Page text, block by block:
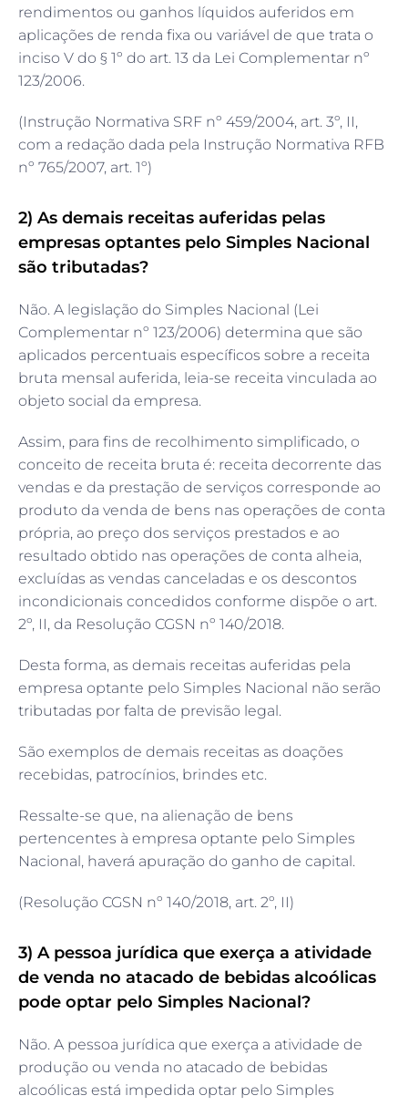
rendimentos ou ganhos líquidos auferidos em
aplicações de renda fixa ou variável de que trata o
inciso V do § 1º do art. 13 da Lei Complementar nº
123/2006.
(Instrução Normativa SRF nº 459/2004, art. 3º, II,
com a redação dada pela Instrução Normativa RFB
nº 765/2007, art. 1º)
2) As demais receitas auferidas pelas
empresas optantes pelo Simples Nacional
são tributadas?
Não. A legislação do Simples Nacional (Lei
Complementar nº 123/2006) determina que são
aplicados percentuais específicos sobre a receita
bruta mensal auferida, leia-se receita vinculada ao
objeto social da empresa.
Assim, para fins de recolhimento simplificado, o
conceito de receita bruta é: receita decorrente das
vendas e da prestação de serviços corresponde ao
produto da venda de bens nas operações de conta
própria, ao preço dos serviços prestados e ao
resultado obtido nas operações de conta alheia,
excluídas as vendas canceladas e os descontos
incondicionais concedidos conforme dispõe o art.
2º, II, da Resolução CGSN nº 140/2018.
Desta forma, as demais receitas auferidas pela
empresa optante pelo Simples Nacional não serão
tributadas por falta de previsão legal.
São exemplos de demais receitas as doações
recebidas, patrocínios, brindes etc.
Ressalte-se que, na alienação de bens
pertencentes à empresa optante pelo Simples
Nacional, haverá apuração do ganho de capital.
(Resolução CGSN nº 140/2018, art. 2º, II)
3) A pessoa jurídica que exerça a atividade
de venda no atacado de bebidas alcoólicas
pode optar pelo Simples Nacional?
Não. A pessoa jurídica que exerça a atividade de
produção ou venda no atacado de bebidas
alcoólicas está impedida optar pelo Simples